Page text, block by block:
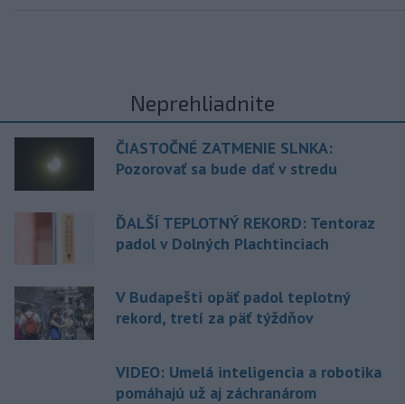
Neprehliadnite
ČIASTOČNÉ ZATMENIE SLNKA:
Pozorovať sa bude dať v stredu
ĎALŠÍ TEPLOTNÝ REKORD: Tentoraz
padol v Dolných Plachtinciach
V Budapešti opäť padol teplotný
rekord, tretí za päť týždňov
VIDEO: Umelá inteligencia a robotika
pomáhajú už aj záchranárom